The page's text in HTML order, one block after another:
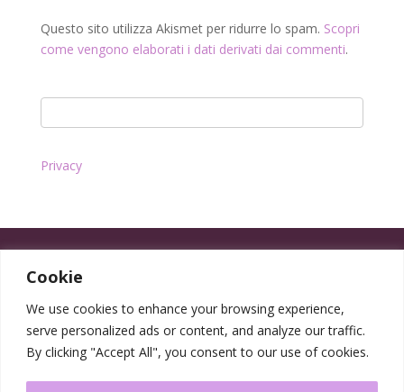
Cookie
We use cookies to enhance your browsing experience,
serve personalized ads or content, and analyze our traffic.
By clicking "Accept All", you consent to our use of cookies.
Questo sito utilizza Akismet per ridurre lo spam. Scopri
come vengono elaborati i dati derivati dai commenti.
Privacy